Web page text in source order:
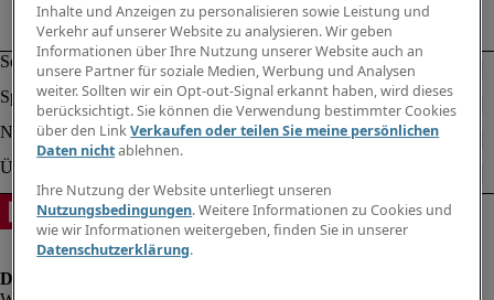
Inhalte und Anzeigen zu personalisieren sowie Leistung und
Verkehr auf unserer Website zu analysieren. Wir geben
Informationen über Ihre Nutzung unserer Website auch an
unsere Partner für soziale Medien, Werbung und Analysen
weiter. Sollten wir ein Opt-out-Signal erkannt haben, wird dieses
berücksichtigt. Sie können die Verwendung bestimmter Cookies
über den LinkVerkaufen oder teilen Sie meine persönlichen
Daten nichtablehnen.
Ihre Nutzung der Website unterliegt unseren
Nutzungsbedingungen. Weitere Informationen zu Cookies und
wie wir Informationen weitergeben, finden Sie in unserer
Datenschutzerklärung.